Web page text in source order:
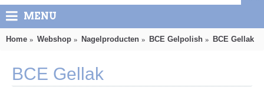
MENU
Home Webshop Nagelproducten BCE Gelpolish BCE Gellak
BCE Gellak